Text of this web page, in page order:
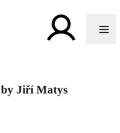
by Jiří Matys